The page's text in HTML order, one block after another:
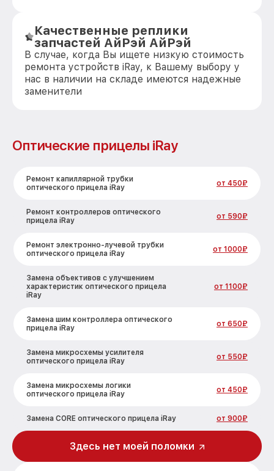
Качественные реплики
запчастей АйРэй АйРэй
В случае, когда Вы ищете низкую стоимость
ремонта устройств iRay, к Вашему выбору у
нас в наличии на складе имеются надежные
заменители
Оптические прицелы iRay
Ремонт капиллярной трубки
оптического прицела iRay
от 450₽
Ремонт контроллеров оптического
прицела iRay
от 590₽
Ремонт электронно-лучевой трубки
оптического прицела iRay
от 1000₽
Замена объективов с улучшением
характеристик оптического прицела
iRay
от 1100₽
Замена шим контроллера оптического
прицела iRay
от 650₽
Замена микросхемы усилителя
оптического прицела iRay
от 550₽
Замена микросхемы логики
оптического прицела iRay
от 450₽
Замена CORE оптического прицела iRay от 900₽
Ремонт встроенного дальнометра и
других устройств оптического прицела
iRay
Здесь нет моей поломки